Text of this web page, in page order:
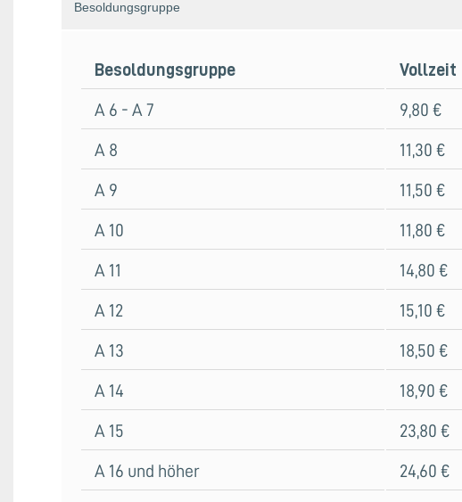
Besoldungsgruppe
Besoldungsgruppe Vollzeit
A 6 - A 7 9,80 €
A 8 11,30 €
A 9 11,50 €
A 10 11,80 €
A 11 14,80 €
A 12 15,10 €
A 13 18,50 €
A 14 18,90 €
A 15 23,80 €
A 16 und höher 24,60 €